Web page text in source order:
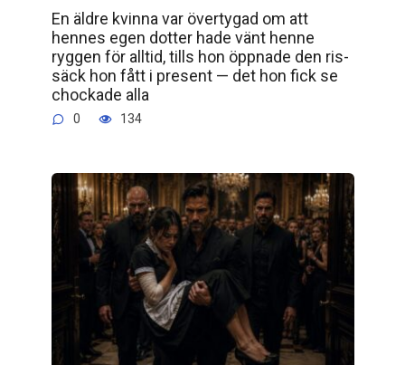
En äldre kvinna var övertygad om att
hennes egen dotter hade vänt henne
ryggen för alltid, tills hon öppnade den ris­
säck hon fått i present — det hon fick se
chockade alla
0 134